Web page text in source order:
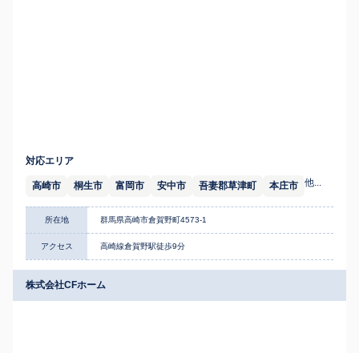
対応エリア
高崎市 桐生市 富岡市 安中市 吾妻郡草津町 本庄市 他...
所在地 群馬県高崎市倉賀野町4573-1
アクセス 高崎線倉賀野駅徒歩9分
株式会社CFホーム